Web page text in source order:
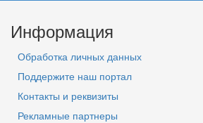
Информация
Обработка личных данных
Поддержите наш портал
Контакты и реквизиты
Рекламные партнеры